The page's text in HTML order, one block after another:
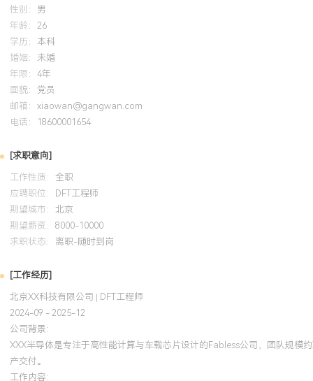
量交付。
培训经历
2024-09
系统学习了基于SystemVerilog的高级验证与测试方法学，将断言和
于DFT验证环节。在后续项目中，采用类似方法构建模块级DFT特性
性别： 男
年龄： 26
学历： 本科
婚姻： 未婚
年限： 4年
面貌： 党员
邮箱： xiaowan@gangwan.com
电话：
18600001654
[求职意向]
工作性质： 全职
应聘职位：
DFT工程师
期望城市： 北京
期望薪资： 8000-10000
求职状态： 离职-随时到岗
[工作经历]
北京XX科技有限公司 | DFT工程师
2024-09 - 2025-12
公司背景：
XXX半导体是专注于高性能计算与车载芯片设计的Fabless公司，团队规模
产交付。
工作内容：